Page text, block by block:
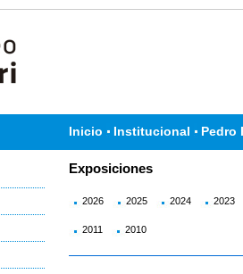
Inicio Institucional Pedro
Exposiciones
2026 2025 2024 2023
2011 2010